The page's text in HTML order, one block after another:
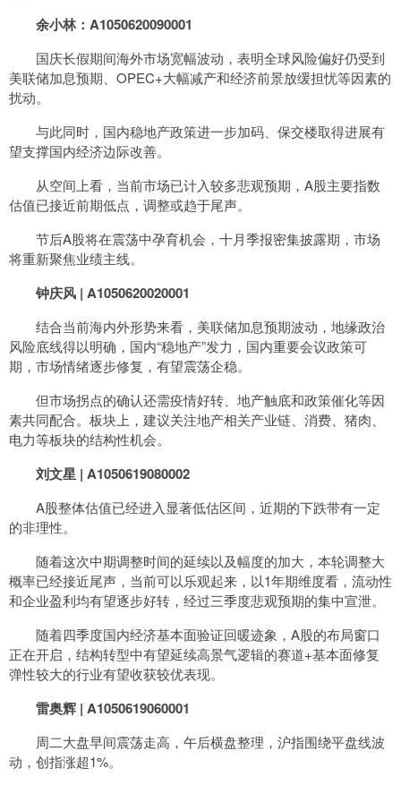
余小林：A1050620090001
国庆长假期间海外市场宽幅波动，表明全球风险偏好仍受到
美联储加息预期、OPEC+大幅减产和经济前景放缓担忧等因素的
扰动。
与此同时，国内稳地产政策进一步加码、保交楼取得进展有
望支撑国内经济边际改善。
从空间上看，当前市场已计入较多悲观预期，A股主要指数
估值已接近前期低点，调整或趋于尾声。
节后A股将在震荡中孕育机会，十月季报密集披露期，市场
将重新聚焦业绩主线。
钟庆风 | A1050620020001
结合当前海内外形势来看，美联储加息预期波动，地缘政治
风险底线得以明确，国内“稳地产”发力，国内重要会议政策可
期，市场情绪逐步修复，有望震荡企稳。
但市场拐点的确认还需疫情好转、地产触底和政策催化等因
素共同配合。板块上，建议关注地产相关产业链、消费、猪肉、
电力等板块的结构性机会。
刘文星 | A1050619080002
A股整体估值已经进入显著低估区间，近期的下跌带有一定
的非理性。
随着这次中期调整时间的延续以及幅度的加大，本轮调整大
概率已经接近尾声，当前可以乐观起来，以1年期维度看，流动性
和企业盈利均有望逐步好转，经过三季度悲观预期的集中宣泄。
随着四季度国内经济基本面验证回暖迹象，A股的布局窗口
正在开启，结构转型中有望延续高景气逻辑的赛道+基本面修复
弹性较大的行业有望收获较优表现。
雷奥辉 | A1050619060001
周二大盘早间震荡走高，午后横盘整理，沪指围绕平盘线波
动，创指涨超1%。